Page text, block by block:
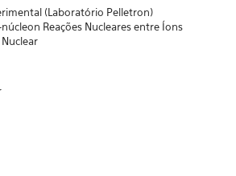
(Laboratório Pelletron)
Reações Nucleares entre Íons